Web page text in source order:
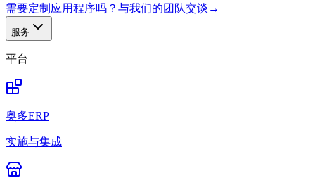
需要定制应用程序吗？与我们的团队交谈 →
服务
平台
奥多ERP
实施与集成